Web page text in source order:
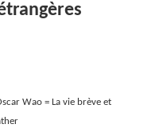
Wao = La vie brève et